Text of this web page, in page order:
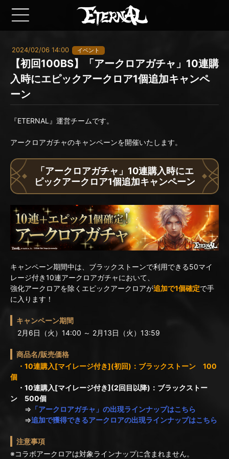
2024/02/06 14:00 イベント
【初回100BS】「アークロアガチャ」10連購
入時にエピックアークロア1個追加キャンペ
ーン
『ETERNAL』運営チームです。
アークロアガチャのキャンペーンを開催いたします。
「アークロアガチャ」10連購入時にエ
ピックアークロア1個追加キャンペーン
キャンペーン期間中は、ブラックストーンで利用できる50マイ
レージ付き10連アークロアガチャにおいて、
強化アークロアを除くエピックアークロアが追加で1個確定で手
に入ります！
キャンペーン期間
2月6日（火）14:00 ～ 2月13日（火）13:59
商品名/販売価格
・10連購入[マイレージ付き](初回)：ブラックストーン 100
個
・10連購入[マイレージ付き](2回目以降)：ブラックストー
ン 500個
⇒ 「アークロアガチャ」の出現ラインナップはこちら
⇒追加で獲得できるアークロアの出現ラインナップはこちら
注意事項
※コラボアークロアは対象ラインナップに含まれません。